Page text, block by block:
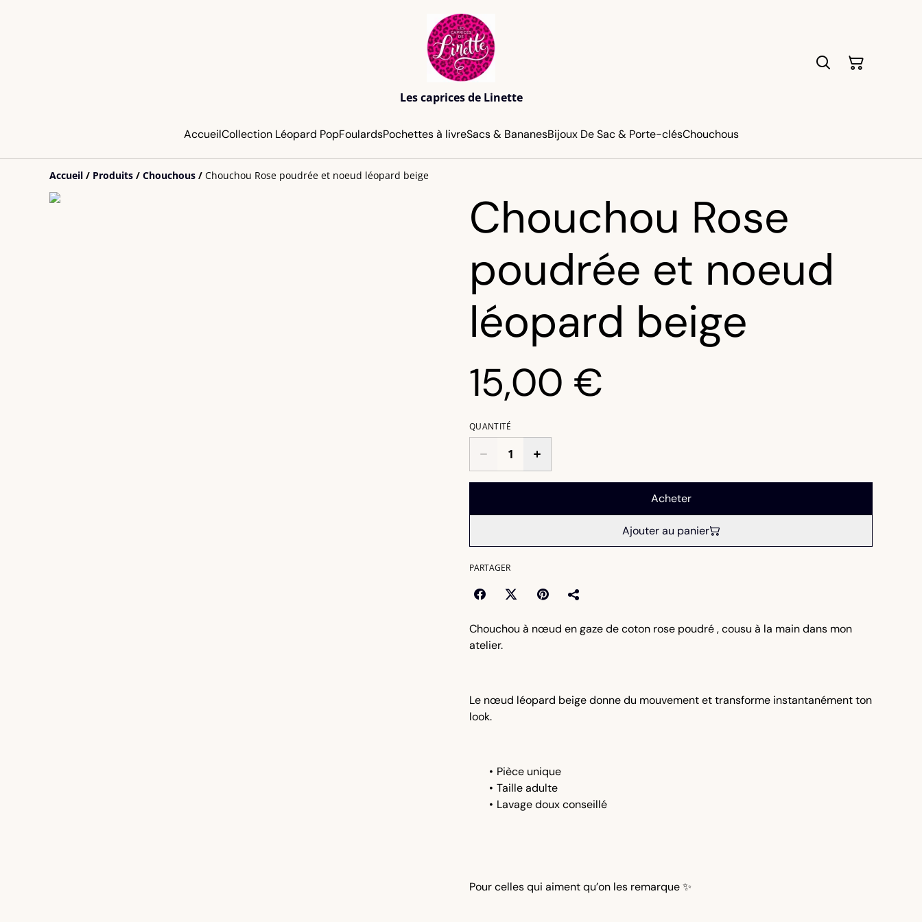
Les caprices de Linette
AccueilCollection Léopard PopFoulardsPochettes à livreSacs & BananesBijoux De Sac & Porte-clésChouchous
Accueil / Produits / Chouchous / Chouchou Rose poudrée et noeud léopard beige
Chouchou Rose
poudrée et noeud
léopard beige
15,00 €
QUANTITÉ
Acheter
Ajouter au panier
PARTAGER
Chouchou à nœud en gaze de coton rose poudré , cousu à la main dans mon
atelier.
Le nœud léopard beige donne du mouvement et transforme instantanément ton
look.
Pièce unique
Taille adulte
Lavage doux conseillé
Pour celles qui aiment qu’on les remarque ✨